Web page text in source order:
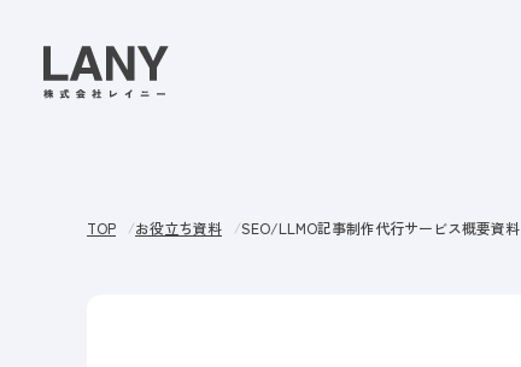
TOP お役立ち資料 SEO/LLMO記事制作代行サービス概要資料